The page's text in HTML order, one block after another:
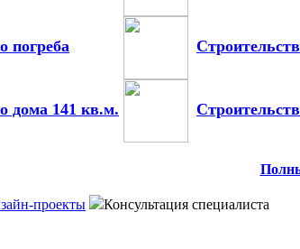
погреба
дома 141 кв.м.
проекты Консультация специалиста